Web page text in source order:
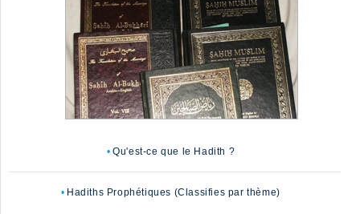
Qu'est-ce que le Hadith ?
Hadiths Prophétiques (Classifies par thème)